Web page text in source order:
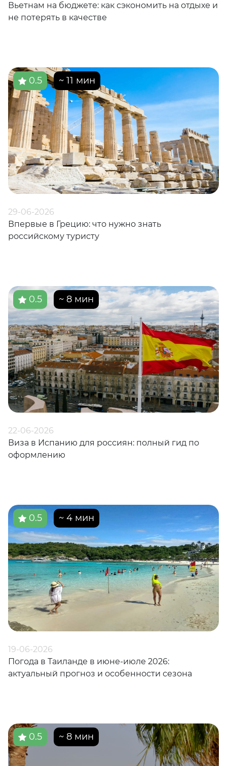
Вьетнам на бюджете: как сэкономить на отдыхе и
не потерять в качестве
0.5 ~ 11 мин
29-06-2026
Впервые в Грецию: что нужно знать
российскому туристу
0.5 ~ 8 мин
22-06-2026
Виза в Испанию для россиян: полный гид по
оформлению
0.5 ~ 4 мин
19-06-2026
Погода в Таиланде в июне-июле 2026:
актуальный прогноз и особенности сезона
0.5 ~ 8 мин